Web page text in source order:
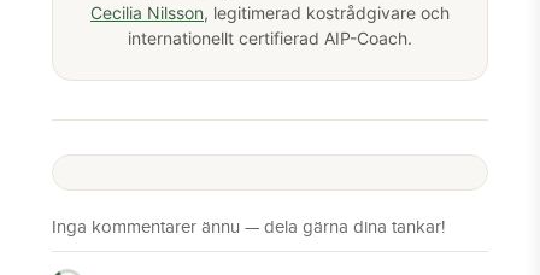
Cecilia Nilsson, legitimerad kostrådgivare och
internationellt certifierad AIP-Coach.